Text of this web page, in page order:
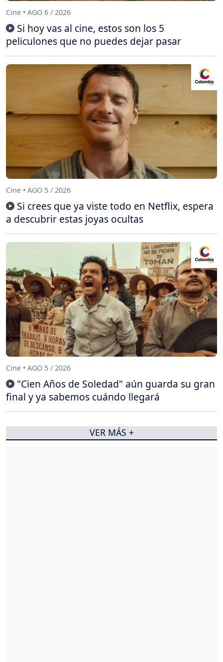
Cine • AGO 6 / 2026
Si hoy vas al cine, estos son los 5
peliculones que no puedes dejar pasar
Cine • AGO 5 / 2026
Si crees que ya viste todo en Netflix, espera
a descubrir estas joyas ocultas
Cine • AGO 5 / 2026
"Cien Años de Soledad" aún guarda su gran
final y ya sabemos cuándo llegará
VER MÁS +